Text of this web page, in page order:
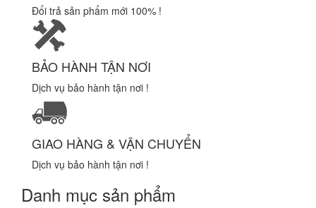
Đổi trả sản phẩm mới 100% !
BẢO HÀNH TẬN NƠI
Dịch vụ bảo hành tận nơi !
GIAO HÀNG & VẬN CHUYỂN
Dịch vụ bảo hành tận nơi !
Danh mục sản phẩm